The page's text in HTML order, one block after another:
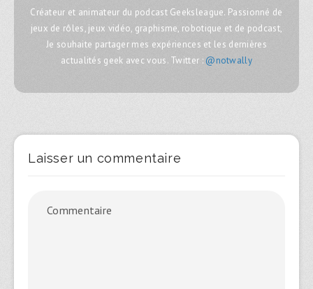
Créateur et animateur du podcast Geeksleague. Passionné de
jeux de rôles, jeux vidéo, graphisme, robotique et de podcast,
Je souhaite partager mes expériences et les dernières
actualités geek avec vous. Twitter : @notwally
Laisser un commentaire